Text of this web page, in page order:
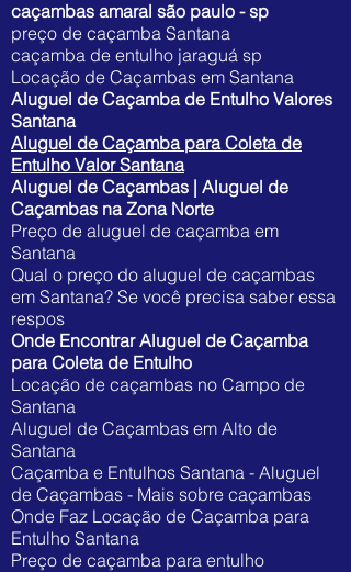
caçambas amaral são paulo - sp
preço de caçamba Santana
caçamba de entulho jaraguá sp
Locação de Caçambas em Santana
Aluguel de Caçamba de Entulho Valores
Santana
Aluguel de Caçamba para Coleta de
Entulho Valor Santana
Aluguel de Caçambas | Aluguel de
Caçambas na Zona Norte
Preço de aluguel de caçamba em
Santana
Qual o preço do aluguel de caçambas
em Santana? Se você precisa saber essa
respos
Onde Encontrar Aluguel de Caçamba
para Coleta de Entulho
Locação de caçambas no Campo de
Santana
Aluguel de Caçambas em Alto de
Santana
Caçamba e Entulhos Santana - Aluguel
de Caçambas - Mais sobre caçambas
Onde Faz Locação de Caçamba para
Entulho Santana
Preço de caçamba para entulho